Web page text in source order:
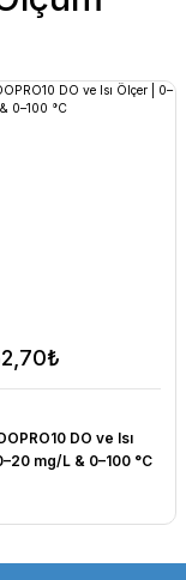
DO ve Isı
mg/L & 0–100 °C